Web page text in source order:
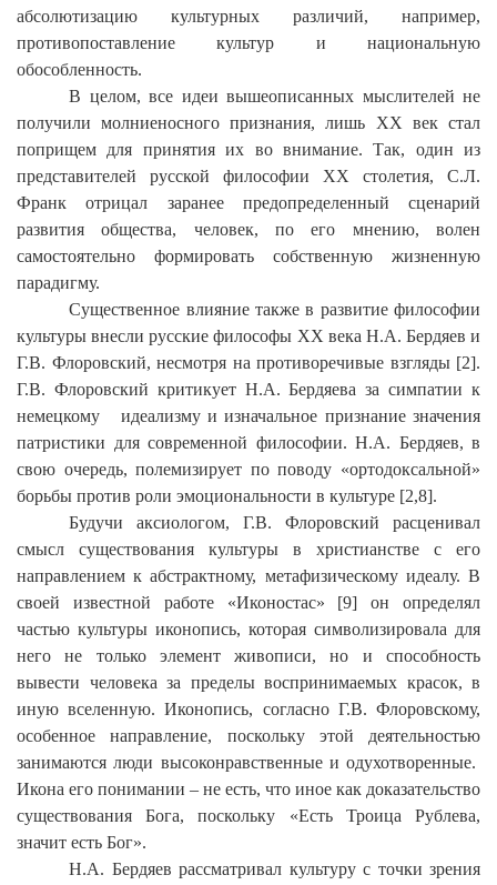
абсолютизацию культурных различий, например,
противопоставление культур и национальную
обособленность.
В целом, все идеи вышеописанных мыслителей не
получили молниеносного признания, лишь XX век стал
поприщем для принятия их во внимание. Так, один из
представителей русской философии XX столетия, С.Л.
Франк отрицал заранее предопределенный сценарий
развития общества, человек, по его мнению, волен
самостоятельно формировать собственную жизненную
парадигму.
Существенное влияние также в развитие философии
культуры внесли русские философы XX века Н.А. Бердяев и
Г.В. Флоровский, несмотря на противоречивые взгляды [2].
Г.В. Флоровский критикует Н.А. Бердяева за симпатии к
немецкому идеализму и изначальное признание значения
патристики для современной философии. Н.А. Бердяев, в
свою очередь, полемизирует по поводу «ортодоксальной»
борьбы против роли эмоциональности в культуре [2,8].
Будучи аксиологом, Г.В. Флоровский расценивал
смысл существования культуры в христианстве с его
направлением к абстрактному, метафизическому идеалу. В
своей известной работе «Иконостас» [9] он определял
частью культуры иконопись, которая символизировала для
него не только элемент живописи, но и способность
вывести человека за пределы воспринимаемых красок, в
иную вселенную. Иконопись, согласно Г.В. Флоровскому,
особенное направление, поскольку этой деятельностью
занимаются люди высоконравственные и одухотворенные.
Икона его понимании – не есть, что иное как доказательство
существования Бога, поскольку «Есть Троица Рублева,
значит есть Бог».
Н.А. Бердяев рассматривал культуру с точки зрения